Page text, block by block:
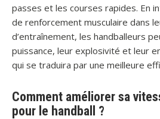
passes et les courses rapides. En
de renforcement musculaire dans
d’entraînement, les handballeurs
puissance, leur explosivité et leur
qui se traduira par une meilleure
Comment améliorer sa
pour le handball ?